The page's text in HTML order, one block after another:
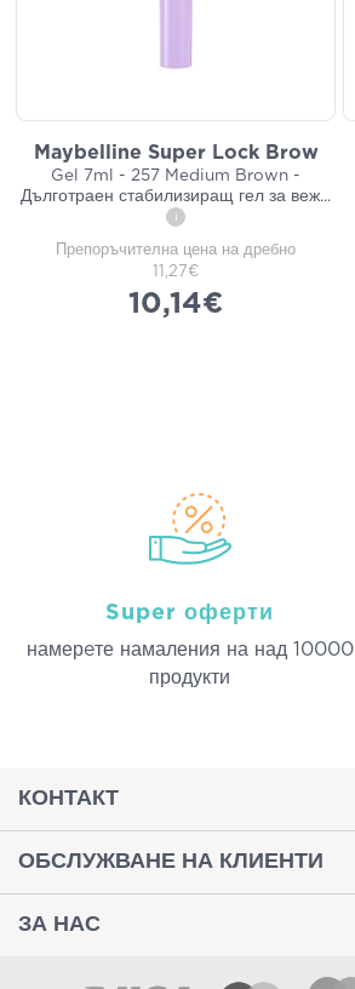
Maybelline Super Lock Brow
Gel 7ml - 257 Medium Brown -
Дълготраен стабилизиращ гел за веж...
i
Препоръчителна цена на дребно
11,27€
10,14€
Super оферти
намерeте намаления на над 10000
продукти
КОНТАКТ
ОБСЛУЖВАНЕ НА КЛИЕНТИ
ЗА НАС